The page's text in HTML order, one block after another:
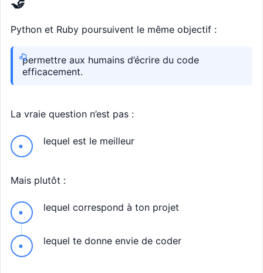
Python et Ruby poursuivent le même objectif :
permettre aux humains d’écrire du code
efficacement.
La vraie question n’est pas :
lequel est le meilleur
Mais plutôt :
lequel correspond à ton projet
lequel te donne envie de coder